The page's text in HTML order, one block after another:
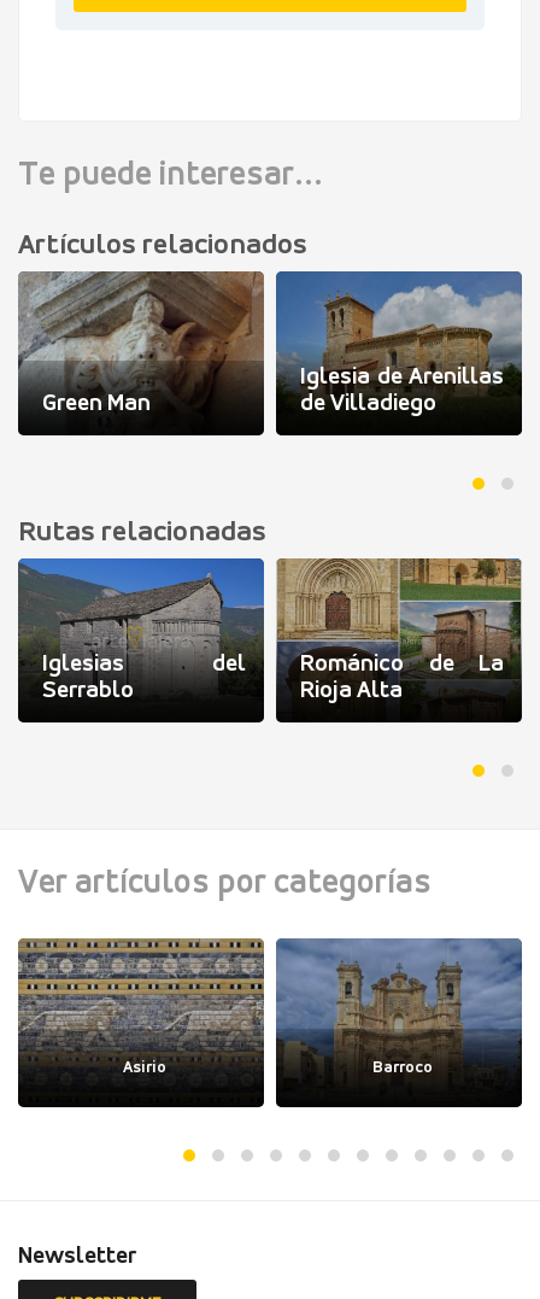
Te puede interesar...
Artículos relacionados
Green Man
Iglesia de Arenillas
de Villadiego
Rutas relacionadas
Iglesias del
Serrablo
Románico de La
Rioja Alta
Ver artículos por categorías
Asirio Barroco
Newsletter